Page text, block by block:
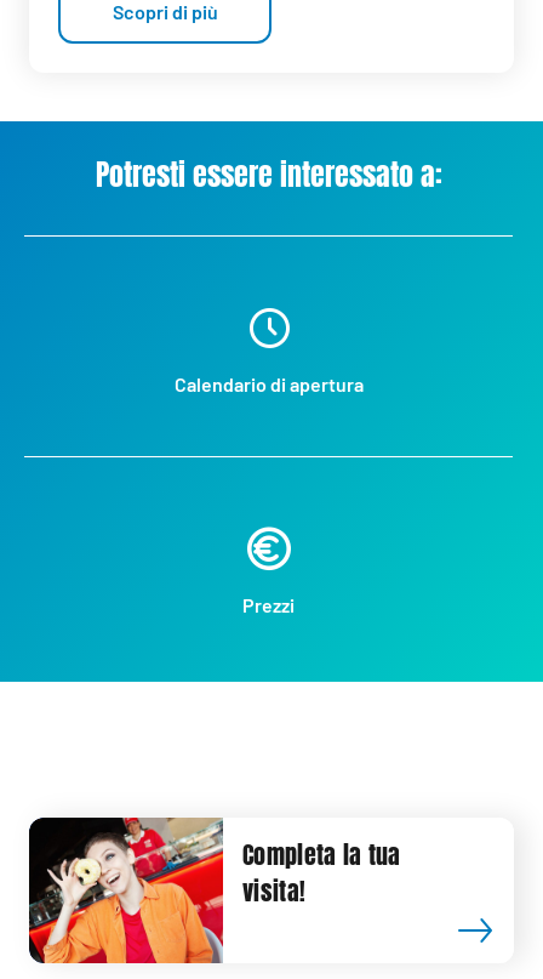
Scopri di più
Potresti essere interessato a:
Calendario di apertura
Prezzi
Completa la tua
visita!